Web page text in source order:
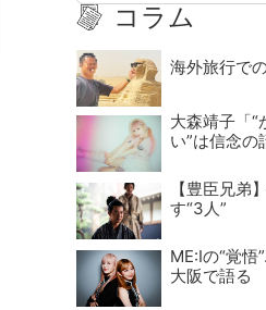
コラム
海外旅行で
大森靖子「“
い”は信念の
【豊臣兄弟
す“3人”
ME:Iの“覚悟
大阪で語る